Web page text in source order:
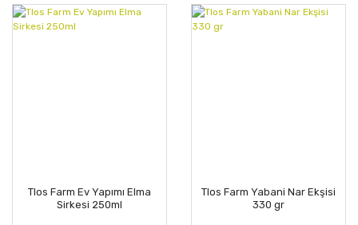
Tlos Farm Ev Yapımı Elma
Sirkesi 250ml
Tlos Farm Yabani Nar Ekşisi
330 gr